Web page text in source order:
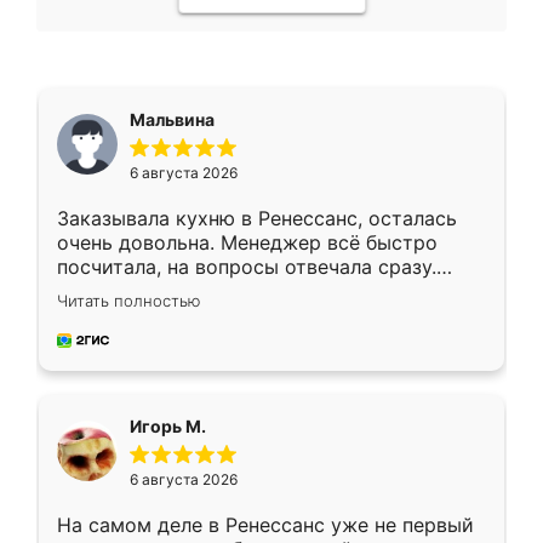
Мальвина
6 августа 2026
Заказывала кухню в Ренессанс, осталась
очень довольна. Менеджер всё быстро
посчитала, на вопросы отвечала сразу.
Замерщик приехал в субботу, подошёл к
делу со всей ответственностью. Собрали
за день, ребята работали аккуратно, даже
Читать полностью
Игорь М.
6 августа 2026
На самом деле в Ренессанс уже не первый